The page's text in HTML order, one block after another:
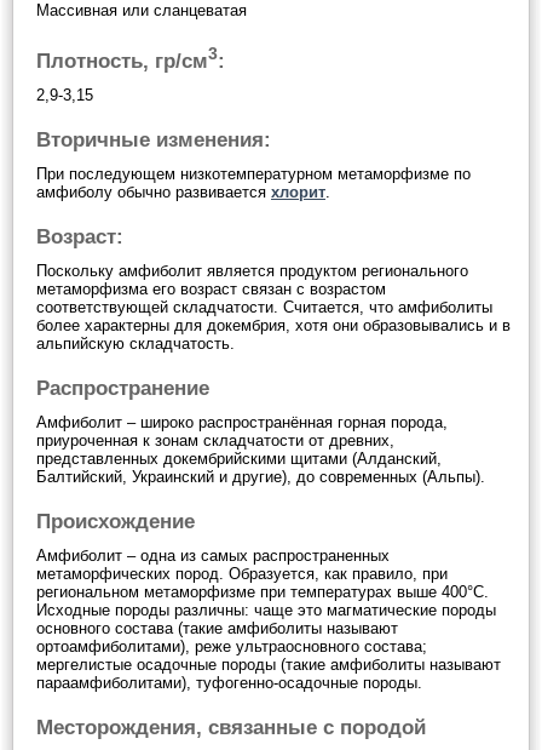
Массивная или сланцеватая
Плотность, гр/см3:
2,9-3,15
Вторичные изменения:
При последующем низкотемпературном метаморфизме по
амфиболу обычно развивается хлорит
Возраст:
Поскольку амфиболит является продуктом регионального
метаморфизма его возраст связан с возрастом
соответствующей складчатости. Считается, что амфиболиты
более характерны для докембрия, хотя они образовывались и в
альпийскую складчатость.
Распространение
Амфиболит – широко распространённая горная порода,
приуроченная к зонам складчатости от древних,
представленных докембрийскими щитами (Aлданский,
Балтийский, Украинский и другие), до современных (Альпы).
Происхождение
Амфиболит – одна из самых распространенных
метаморфических пород. Образуется, как правило, при
региональном метаморфизме при температурах выше 400°С.
Исходные породы различны: чаще это магматические породы
основного состава (такие амфиболиты называют
ортоамфиболитами), реже ультраосновного состава;
мергелистые осадочные породы (такие амфиболиты называют
параамфиболитами), туфогенно-осадочные породы.
Месторождения, связанные с породой